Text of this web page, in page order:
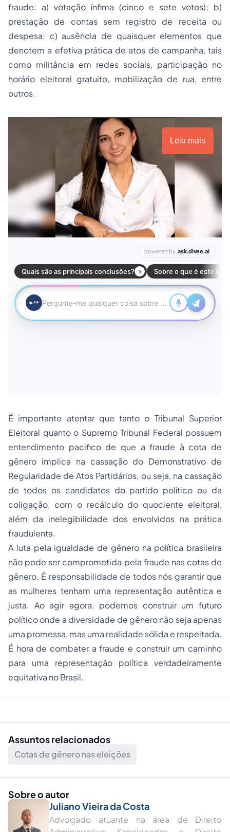
fraude: a) votação ínfima (cinco e sete votos); b)
prestação de contas sem registro de receita ou
despesa; c) ausência de quaisquer elementos que
denotem a efetiva prática de atos de campanha, tais
como militância em redes sociais, participação no
horário eleitoral gratuito, mobilização de rua, entre
outros.
Leia mais
É importante atentar que tanto o Tribunal Superior
Eleitoral quanto o Supremo Tribunal Federal possuem
entendimento pacifico de que a fraude à cota de
gênero implica na cassação do Demonstrativo de
Regularidade de Atos Partidários, ou seja, na cassação
de todos os candidatos do partido político ou da
coligação, com o recálculo do quociente eleitoral,
além da inelegibilidade dos envolvidos na prática
fraudulenta.
A luta pela igualdade de gênero na política brasileira
não pode ser comprometida pela fraude nas cotas de
gênero. É responsabilidade de todos nós garantir que
as mulheres tenham uma representação autêntica e
justa. Ao agir agora, podemos construir um futuro
político onde a diversidade de gênero não seja apenas
uma promessa, mas uma realidade sólida e respeitada.
É hora de combater a fraude e construir um caminho
para uma representação política verdadeiramente
equitativa no Brasil.
Assuntos relacionados
Cotas de gênero nas eleições
Sobre o autor
Juliano Vieira da Costa
Advogado atuante na área de Direito